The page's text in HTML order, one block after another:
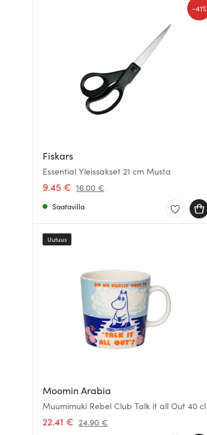
Fiskars
Essential Yleissakset 21 cm Musta
9.45 € 16.00 €
-41%
Saatavilla
Moomin Arabia
Muumimuki Rebel Club Talk it all Out 40 cl
22.41 € 24.90 €
Uutuus